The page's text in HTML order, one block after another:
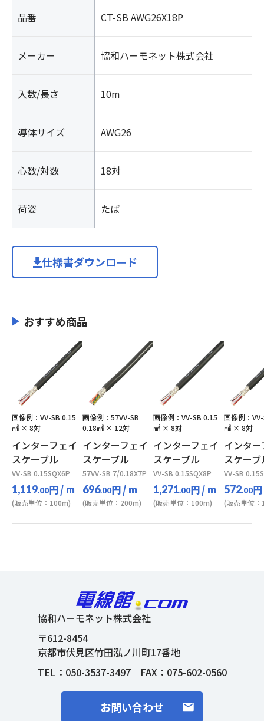
品番 CT-SB AWG26X18P
メーカー 協和ハーモネット株式会社
入数/長さ 10m
導体サイズ AWG26
心数/対数 18対
荷姿 たば
仕様書ダウンロード
おすすめ商品
画像例：VV-SB 0.15
㎟ × 8対
インターフェイ
スケーブル
VV-SB 0.15SQX6P
1,119.00円/ m
(販売単位：100m)
画像例：57VV-SB
0.18㎟ × 12対
インターフェイ
スケーブル
57VV-SB 7/0.18X7P
696.00円/ m
(販売単位：200m)
画像例：VV-SB 0.15
㎟ × 8対
インターフェイ
スケーブル
VV-SB 0.15SQX8P
1,271.00円/ m
(販売単位：100m)
画像例：
㎟ × 8対
インタ
スケーブ
VV-SB
572.00円
(販売単位
協和ハーモネット株式会社
〒612-8454
京都市伏見区竹田泓ノ川町17番地
TEL： 050-3537-3497FAX：075-602-0560
お問い合わせ